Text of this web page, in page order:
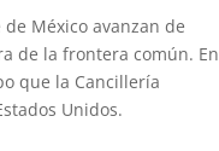
México avanzan de
de la frontera común. En
que la Cancillería
Unidos.